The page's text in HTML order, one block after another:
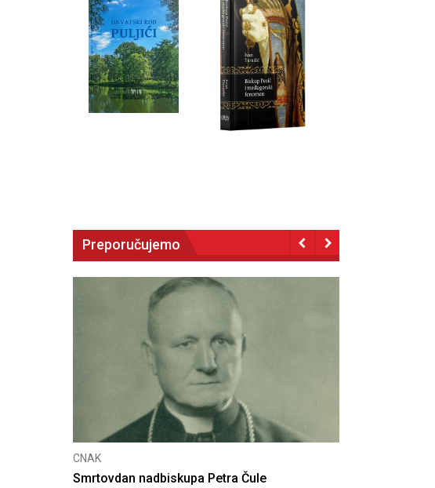
Preporučujemo
CNAK
Deseta obljetnica poništenja komunističke